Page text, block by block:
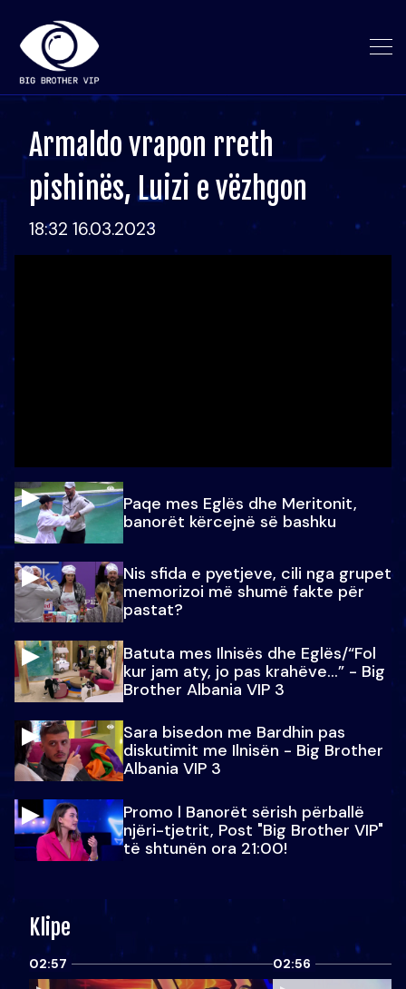
Armaldo vrapon rreth
pishinës, Luizi e vëzhgon
18:32 16.03.2023
Paqe mes Eglës dhe Meritonit,
banorët kërcejnë së bashku
Nis sfida e pyetjeve, cili nga grupet
memorizoi më shumë fakte për
pastat?
Batuta mes Ilnisës dhe Eglës/“Fol
kur jam aty, jo pas krahëve…” - Big
Brother Albania VIP 3
Sara bisedon me Bardhin pas
diskutimit me Ilnisën - Big Brother
Albania VIP 3
Promo l Banorët sërish përballë
njëri-tjetrit, Post "Big Brother VIP"
të shtunën ora 21:00!
Klipe
02:57 02:56